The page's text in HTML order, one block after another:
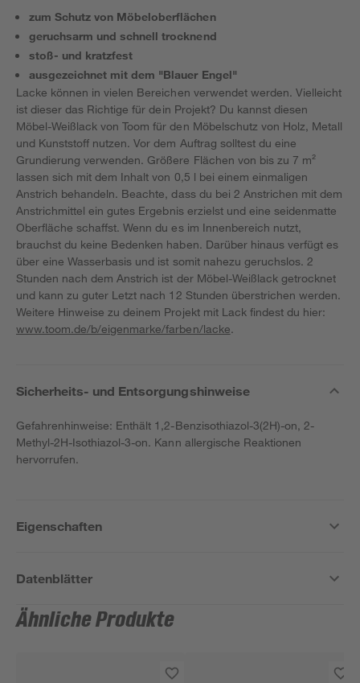
zum Schutz von Möbeloberflächen
geruchsarm und schnell trocknend
stoß- und kratzfest
ausgezeichnet mit dem "Blauer Engel"
Lacke können in vielen Bereichen verwendet werden. Vielleicht
ist dieser das Richtige für dein Projekt? Du kannst diesen
Möbel-Weißlack von Toom für den Möbelschutz von Holz, Metall
und Kunststoff nutzen. Vor dem Auftrag solltest du eine
Grundierung verwenden. Größere Flächen von bis zu 7 m²
lassen sich mit dem Inhalt von 0,5 l bei einem einmaligen
Anstrich behandeln. Beachte, dass du bei 2 Anstrichen mit dem
Anstrichmittel ein gutes Ergebnis erzielst und eine seidenmatte
Oberfläche schaffst. Wenn du es im Innenbereich nutzt,
brauchst du keine Bedenken haben. Darüber hinaus verfügt es
über eine Wasserbasis und ist somit nahezu geruchslos. 2
Stunden nach dem Anstrich ist der Möbel-Weißlack getrocknet
und kann zu guter Letzt nach 12 Stunden überstrichen werden.
Weitere Hinweise zu deinem Projekt mit Lack findest du hier:
www.toom.de/b/eigenmarke/farben/lacke.
Sicherheits- und Entsorgungshinweise
Gefahrenhinweise: Enthält 1,2-Benzisothiazol-3(2H)-on, 2-
Methyl-2H-Isothiazol-3-on. Kann allergische Reaktionen
hervorrufen.
Eigenschaften
Datenblätter
Ähnliche Produkte